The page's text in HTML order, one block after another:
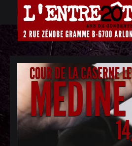
COUR DE LA CASERNE
MEDINE